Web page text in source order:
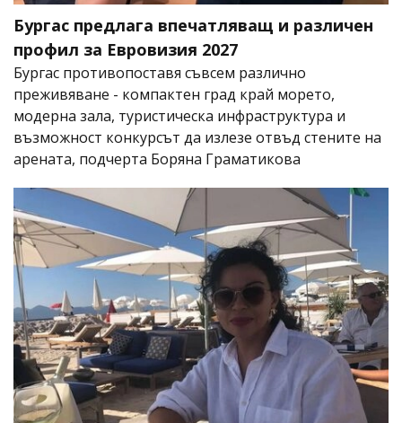
Бургас предлага впечатляващ и различен
профил за Евровизия 2027
Бургас противопоставя съвсем различно
преживяване - компактен град край морето,
модерна зала, туристическа инфраструктура и
възможност конкурсът да излезе отвъд стените на
арената, подчерта Боряна Граматикова